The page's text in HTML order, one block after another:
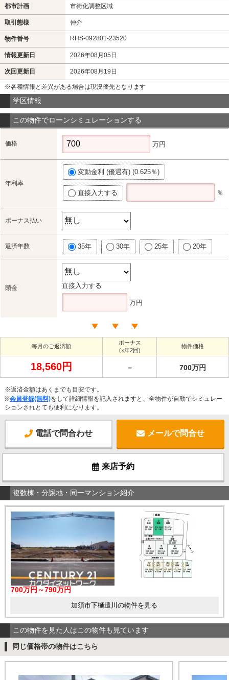
都市計画 市街化調整区域
取引態様 仲介
物件番号 RHS-092801-23520
情報更新日 2026年08月05日
次回更新日 2026年08月19日
※各種情報と差異がある場合は現況優先となります
学区情報
この物件でローンシミュレーションする
価格 万円
年利率
変動金利 (優遇有) (0.625％)
直接入力する ％
ボーナス払い
返済年数 35年 30年 25年 20年
頭金 直接入力する
万円
毎月のご返済額
ボーナス
(×年2回)
物件価格
18,560円 － 700万円
※返済金額はあくまでも目安です。
※会員登録(無料)をして詳細情報を記入されますと、全物件が自動でシミュレー
ションされとても便利になります。
電話で問合わせ メールで問合せ
来店予約
複数棟・分譲地・同一マンション紹介
700万円～790万円
加須市下樋遣川の物件を見る
この物件を見た人はこの物件も見ています
同じ価格帯の物件はこちら